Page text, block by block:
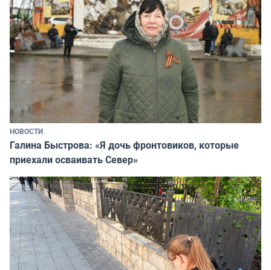
НОВОСТИ
Галина Быстрова: «Я дочь фронтовиков, которые
приехали осваивать Север»